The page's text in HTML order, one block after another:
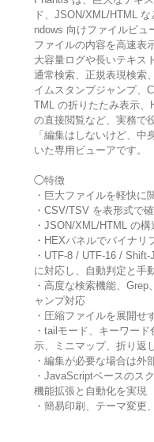
ド、JSON/XML/HTML
ndows 向けファイルビュ
ファイルの内容を高速表
大容量ログや長いテキス
通常検索、正規表現検索
イムスタンプジャンプ、
TML の折りたたみ表示
の直接閲覧など、実務で
「編集はしないけど、中
いた専用ビューアです。
◯特徴
・巨大ファイルを軽快に
・CSV/TSV を表形式で
・JSON/XML/HTML の
・HEXパネルでバイナリ
・UTF-8 / UTF-16 /
に対応し、自動判定と手
・高度な検索機能、
ャンプ対応
・圧縮ファイルを展開せ
・tailモード、キーワー
示、ミニマップ、折り返
・編集が必要な場合は外
・JavaScriptベースのス
機能拡張と自動化を実現
・簡易印刷、テーマ変更